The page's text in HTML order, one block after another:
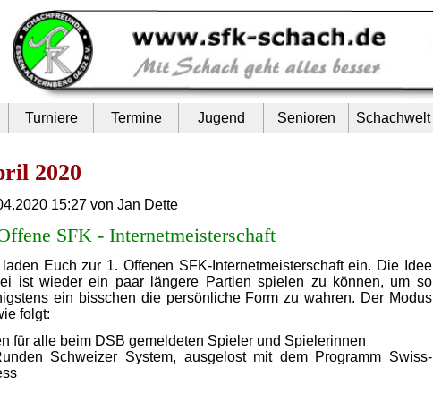
Turniere Termine Jugend Senioren Schachwelt
2020
15:27 von Jan Dette
SFK - Internetmeisterschaft
Euch zur 1. Offenen SFK-Internetmeisterschaft ein. Die Idee
ist wieder ein paar längere Partien spielen zu können, um so
ein bisschen die persönliche Form zu wahren. Der Modus
folgt:
für alle beim DSB gemeldeten Spieler und Spielerinnen
Schweizer System, ausgelost mit dem Programm Swiss-